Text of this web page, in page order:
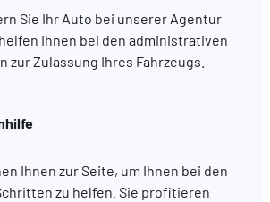
externe.
Sie Ihr Auto bei unserer Agentur
Ihnen bei den administrativen
zur Zulassung Ihres Fahrzeugs.
Ihnen zur Seite, um Ihnen bei den
zu helfen. Sie profitieren